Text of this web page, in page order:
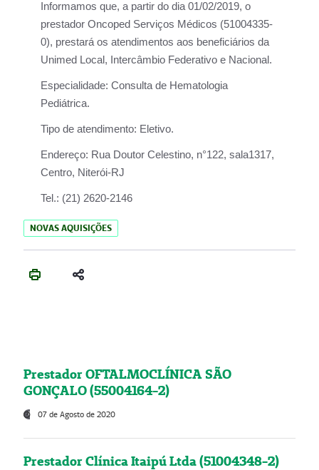
Informamos que, a partir do dia 01/02/2019, o
prestador Oncoped Serviços Médicos (51004335-
0), prestará os atendimentos aos beneficiários da
Unimed Local, Intercâmbio Federativo e Nacional.
Especialidade: Consulta de Hematologia
Pediátrica.
Tipo de atendimento: Eletivo.
Endereço: Rua Doutor Celestino, n°122, sala1317,
Centro, Niterói-RJ
Tel.: (21) 2620-2146
NOVAS AQUISIÇÕES
Prestador OFTALMOCLÍNICA SÃO
GONÇALO (55004164-2)
07 de Agosto de 2020
Prestador Clínica Itaipú Ltda (51004348-2)